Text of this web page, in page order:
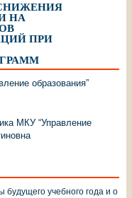
НА
ПРИ
образования”
МКУ “Управление
учебного года и о